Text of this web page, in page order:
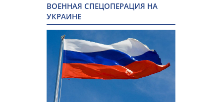
ВОЕННАЯ СПЕЦОПЕРАЦИЯ НА
УКРАИНЕ